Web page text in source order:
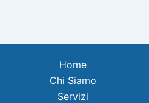
Home
Chi Siamo
Servizi